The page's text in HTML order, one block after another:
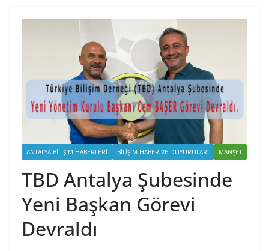
ANTALYA BILIŞIM HABERLERI BILIŞIM HABER VE DUYURULARI MANŞET
TBD Antalya Şubesinde
Yeni Başkan Görevi
Devraldı